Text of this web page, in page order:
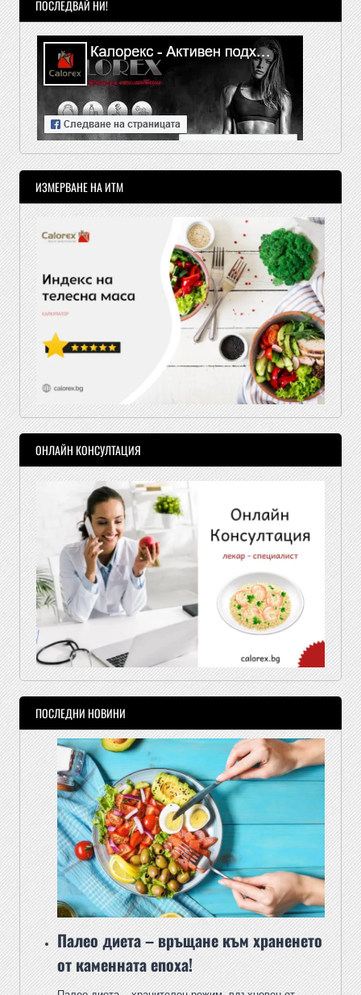
ПОСЛЕДВАЙ НИ!
ИЗМЕРВАНЕ НА ИТМ
ОНЛАЙН КОНСУЛТАЦИЯ
ПОСЛЕДНИ НОВИНИ
Палео диета – връщане към храненето
от каменната епоха!